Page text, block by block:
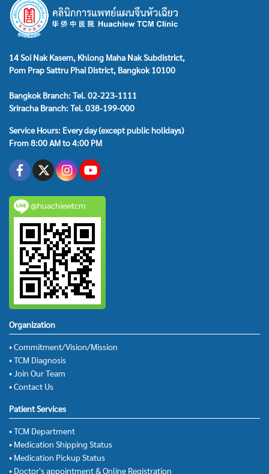
14 Soi Nak Kasem, Khlong Maha Nak Subdistrict,
Pom Prap Sattru Phai District, Bangkok 10100
Bangkok Branch: Tel. 02-223-1111
Sriracha Branch: Tel. 038-199-000
Service Hours: Every day (except public holidays)
From 8:00 AM to 4:00 PM
@huachiewtcm
Organization
• Commitment/Vision/Mission
• TCM Diagnosis
• Join Our Team
• Contact Us
Patient Services
• TCM Department
• Medication Shipping Status
• Medication Pickup Status
• Doctor's appointment & Online Registration